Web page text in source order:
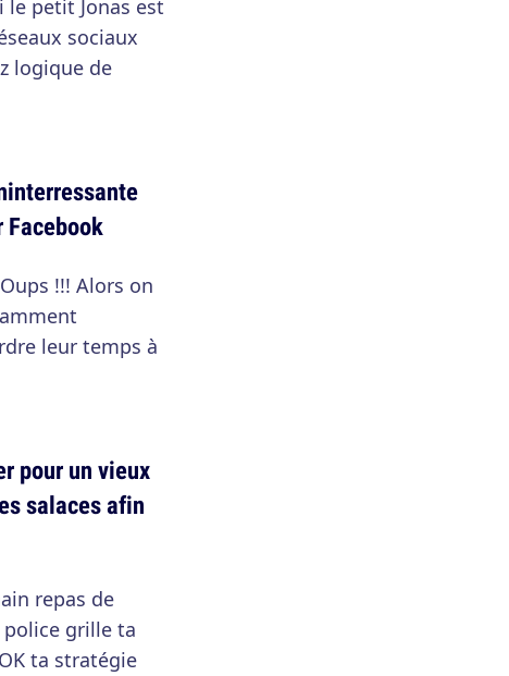
petit Jonas est
sociaux
logique de
!!! Alors on
leur temps à
pour un vieux
salaces afin
repas de
grille ta
ta stratégie